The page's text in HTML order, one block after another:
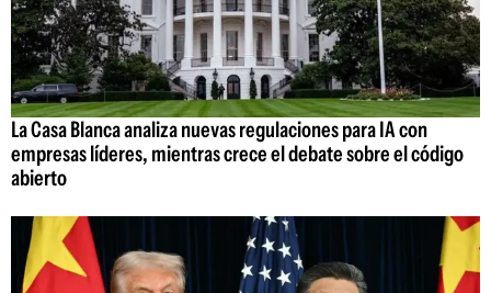
La Casa Blanca analiza nuevas regulaciones para IA con
empresas líderes, mientras crece el debate sobre el código
abierto